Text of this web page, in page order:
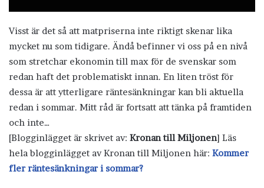
Visst är det så att matpriserna inte riktigt skenar lika
mycket nu som tidigare. Ändå befinner vi oss på en nivå
som stretchar ekonomin till max för de svenskar som
redan haft det problematiskt innan. En liten tröst för
dessa är att ytterligare räntesänkningar kan bli aktuella
redan i sommar. Mitt råd är fortsatt att tänka på framtiden
och inte…
[Blogginlägget är skrivet av: Kronan till Miljonen] Läs
hela blogginlägget av Kronan till Miljonen här: Kommer
fler räntesänkningar i sommar?